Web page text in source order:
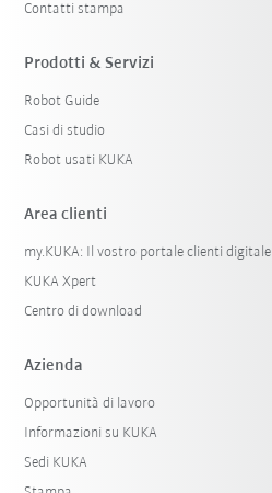
Contatti stampa
Prodotti & Servizi
Robot Guide
Casi di studio
Robot usati KUKA
Area clienti
my.KUKA: Il vostro portale clienti digitale
KUKA Xpert
Centro di download
Azienda
Opportunità di lavoro
Informazioni su KUKA
Sedi KUKA